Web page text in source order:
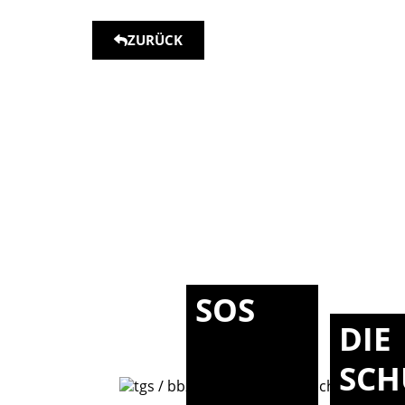
ZURÜCK
DIE
SOS